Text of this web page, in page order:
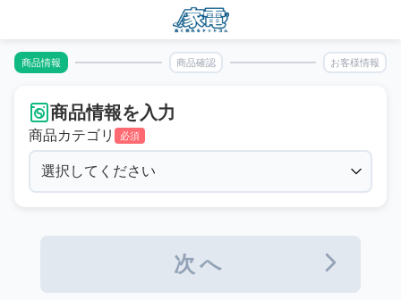
商品情報 商品確認 お客様情報
商品情報を入力
商品カテゴリ 必須
次へ